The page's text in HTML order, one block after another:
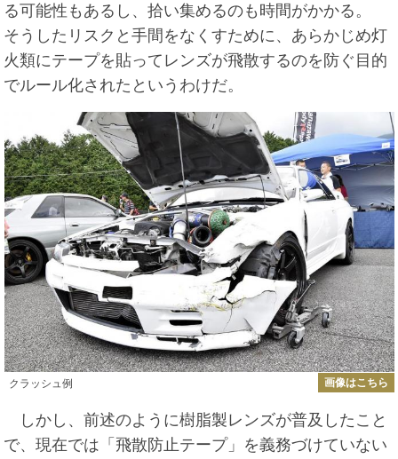
る可能性もあるし、拾い集めるのも時間がかかる。
そうしたリスクと手間をなくすために、あらかじめ灯
火類にテープを貼ってレンズが飛散するのを防ぐ目的
でルール化されたというわけだ。
クラッシュ例 画像はこちら
しかし、前述のように樹脂製レンズが普及したこと
で、現在では「飛散防止テープ」を義務づけていない